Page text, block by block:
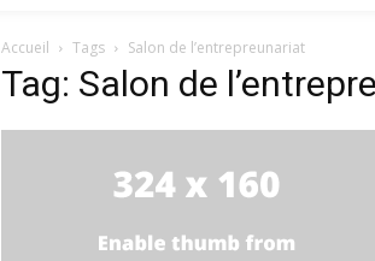
Accueil Tags Salon de l’entrepreunariat
Tag: Salon de